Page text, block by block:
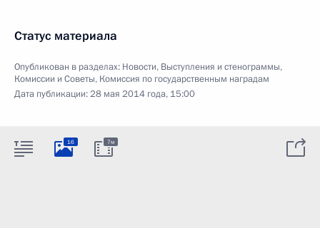
Статус материала
Опубликован в разделах: Новости, Выступления и стенограммы,
Комиссии и Советы, Комиссия по государственным наградам
Дата публикации:28 мая 2014 года, 15:00
16 7м